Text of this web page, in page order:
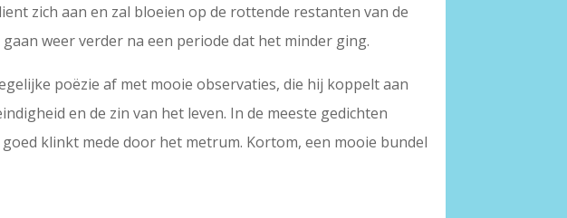
zich aan en zal bloeien op de rottende restanten van de
weer verder na een periode dat het minder ging.
poëzie af met mooie observaties, die hij koppelt aan
en de zin van het leven. In de meeste gedichten
klinkt mede door het metrum. Kortom, een mooie bundel